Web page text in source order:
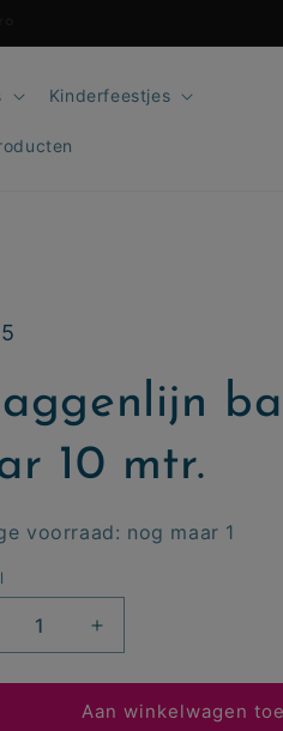
Kinderfeestjes
10 mtr.
voorraad: nog maar 1
Aantal
verhogen
voor
Vlaggenlijn
Aan winkelwagen